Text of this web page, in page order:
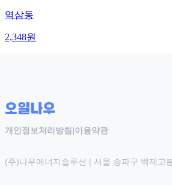
역삼동
2,348원
개인정보처리방침 |이용약관
(주)나우에너지솔루션 | 서울 송파구 백제고